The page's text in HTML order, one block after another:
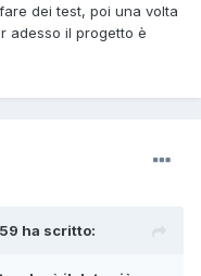
dei test, poi una volta
adesso il progetto è
ha scritto: